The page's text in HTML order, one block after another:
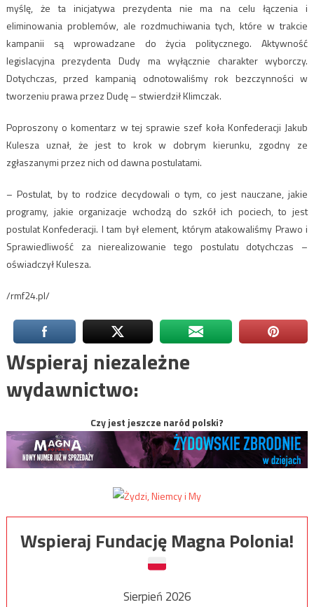
myślę, że ta inicjatywa prezydenta nie ma na celu łączenia i
eliminowania problemów, ale rozdmuchiwania tych, które w trakcie
kampanii są wprowadzane do życia politycznego. Aktywność
legislacyjna prezydenta Dudy ma wyłącznie charakter wyborczy.
Dotychczas, przed kampanią odnotowaliśmy rok bezczynności w
tworzeniu prawa przez Dudę – stwierdził Klimczak.
Poproszony o komentarz w tej sprawie szef koła Konfederacji Jakub
Kulesza uznał, że jest to krok w dobrym kierunku, zgodny ze
zgłaszanymi przez nich od dawna postulatami.
– Postulat, by to rodzice decydowali o tym, co jest nauczane, jakie
programy, jakie organizacje wchodzą do szkół ich pociech, to jest
postulat Konfederacji. I tam był element, którym atakowaliśmy Prawo i
Sprawiedliwość za nierealizowanie tego postulatu dotychczas –
oświadczył Kulesza.
/rmf24.pl/
Wspieraj niezależne
wydawnictwo:
Czy jest jeszcze naród polski?
Wspieraj Fundację Magna Polonia!
Sierpień 2026